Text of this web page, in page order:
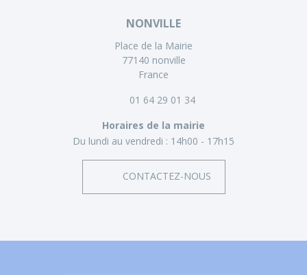
NONVILLE
Place de la Mairie
77140 nonville
France
01 64 29 01 34
Horaires de la mairie
Du lundi au vendredi : 14h00 - 17h15
CONTACTEZ-NOUS